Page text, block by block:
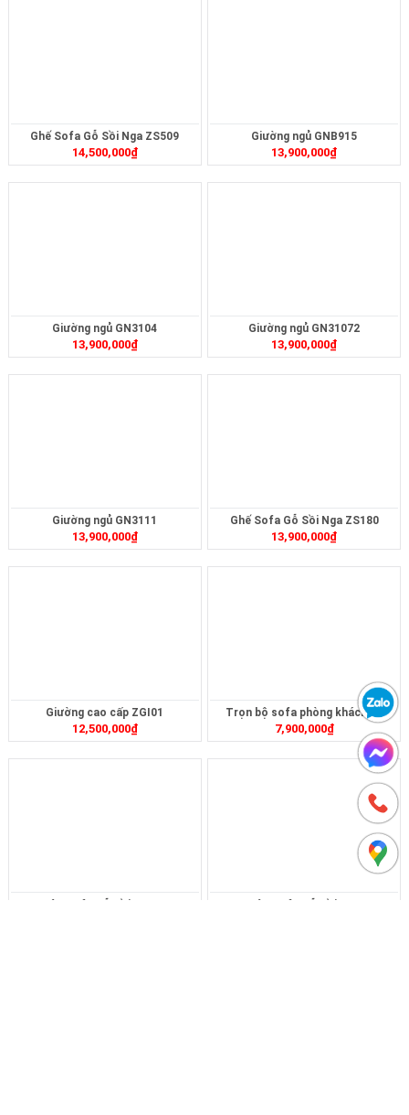
Ghế Sofa Gỗ Sồi Nga ZS509
14,500,000₫
Giường ngủ GNB915
13,900,000₫
Giường ngủ GN3104
13,900,000₫
Giường ngủ GN31072
13,900,000₫
Giường ngủ GN3111
13,900,000₫
Ghế Sofa Gỗ Sồi Nga ZS180
13,900,000₫
Giường cao cấp ZGI01
12,500,000₫
Trọn bộ sofa phòng khách Z5
7,900,000₫
Bàn Sofa Gỗ Sồi B1712 Bàn Sofa Gỗ Sồi B17